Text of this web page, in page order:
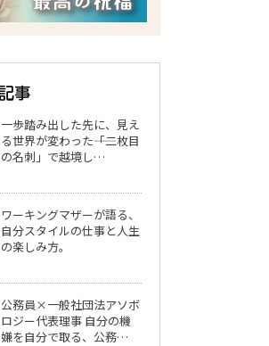
一歩踏み出した先に、見え
る世界が変わった――「二枚目
の名刺」で越境し…
ワーキングマザーが語る、
自分スタイルの仕事と人生
の楽しみ方。
公務員×一般社団法アソボ
ロジー代表理事 自分の機
嫌を自分で取る、公務…